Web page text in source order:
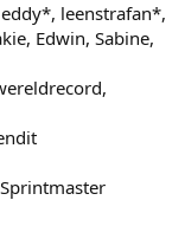
leenstrafan*,
Edwin, Sabine,